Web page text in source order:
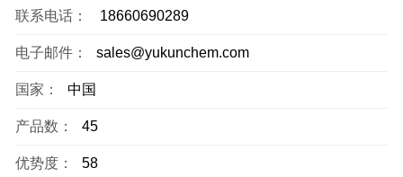
联系电话： 18660690289
电子邮件： sales@yukunchem.com
国家： 中国
产品数： 45
优势度： 58